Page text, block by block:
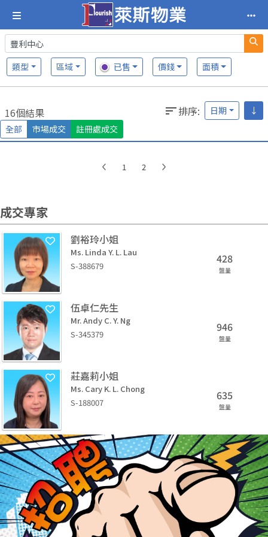
類型 區域 已售 價錢 面積
16個結果 排序: 日期
↓
全部
市場成交 註冊處成交
1 2
成交專家
劉裕玲小姐
Ms. Linda Y. L. Lau
S-388679
428
盤量
伍卓仁先生
Mr. Andy C. Y. Ng
S-345379
946
盤量
莊嘉莉小姐
Ms. Cary K. L. Chong
S-188007
635
盤量